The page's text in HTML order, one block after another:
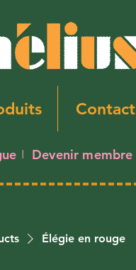
Contact
I Devenir membre
Élégie en rouge